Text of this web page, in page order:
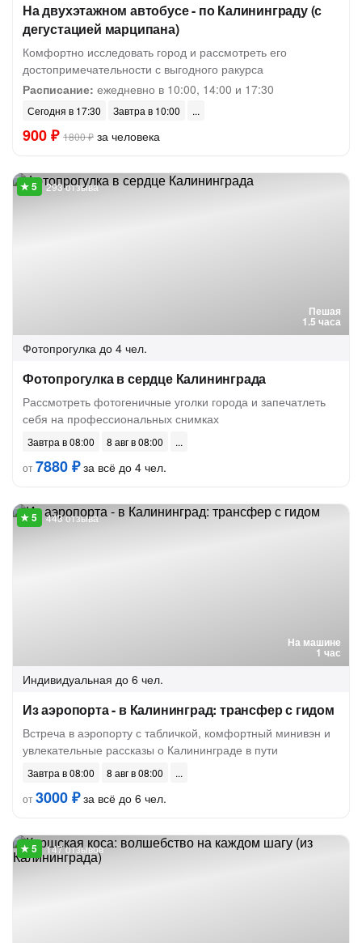
На двухэтажном автобусе - по Калининграду (с
дегустацией марципана)
Комфортно исследовать город и рассмотреть его
достопримечательности с выгодного ракурса
Расписание: ежедневно в 10:00, 14:00 и 17:30
Сегодня в 17:30 Завтра в 10:00
900 ₽ 1800 ₽ за человека
Пешая
1.5 часа
293 отзыва
Фотопрогулка до 4 чел.
Фотопрогулка в сердце Калининграда
Рассмотреть фотогеничные уголки города и запечатлеть
себя на профессиональных снимках
Завтра в 08:00
8 авг в 08:00
от7880 ₽за всё до 4 чел.
На машине
1 час
443 отзыва
Индивидуальная до 6 чел.
Из аэропорта - в Калининград: трансфер с гидом
Встреча в аэропорту с табличкой, комфортный минивэн и
увлекательные рассказы о Калининграде в пути
Завтра в 08:00
8 авг в 08:00
от3000 ₽за всё до 6 чел.
147 отзывов